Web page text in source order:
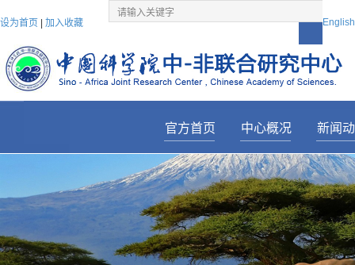
设为首页 加入收藏 English
官方首页
————————
中心概况
————————
中心简介
主任致辞
历任领导
机构设置
新闻
综合
领导
合作
传媒